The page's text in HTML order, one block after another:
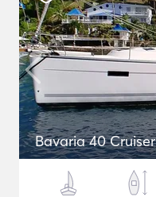
Bavaria 40 Cruiser